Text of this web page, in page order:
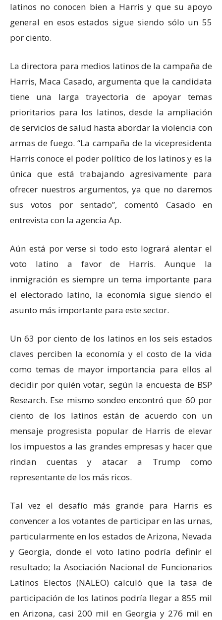
latinos no conocen bien a Harris y que su apoyo
general en esos estados sigue siendo sólo un 55
por ciento.
La directora para medios latinos de la campaña de
Harris, Maca Casado, argumenta que la candidata
tiene una larga trayectoria de apoyar temas
prioritarios para los latinos, desde la ampliación
de servicios de salud hasta abordar la violencia con
armas de fuego. “La campaña de la vicepresidenta
Harris conoce el poder político de los latinos y es la
única que está trabajando agresivamente para
ofrecer nuestros argumentos, ya que no daremos
sus votos por sentado”, comentó Casado en
entrevista con la agencia Ap.
Aún está por verse si todo esto logrará alentar el
voto latino a favor de Harris. Aunque la
inmigración es siempre un tema importante para
el electorado latino, la economía sigue siendo el
asunto más importante para este sector.
Un 63 por ciento de los latinos en los seis estados
claves perciben la economía y el costo de la vida
como temas de mayor importancia para ellos al
decidir por quién votar, según la encuesta de BSP
Research. Ese mismo sondeo encontró que 60 por
ciento de los latinos están de acuerdo con un
mensaje progresista popular de Harris de elevar
los impuestos a las grandes empresas y hacer que
rindan cuentas y atacar a Trump como
representante de los más ricos.
Tal vez el desafío más grande para Harris es
convencer a los votantes de participar en las urnas,
particularmente en los estados de Arizona, Nevada
y Georgia, donde el voto latino podría definir el
resultado; la Asociación Nacional de Funcionarios
Latinos Electos (NALEO) calculó que la tasa de
participación de los latinos podría llegar a 855 mil
en Arizona, casi 200 mil en Georgia y 276 mil en